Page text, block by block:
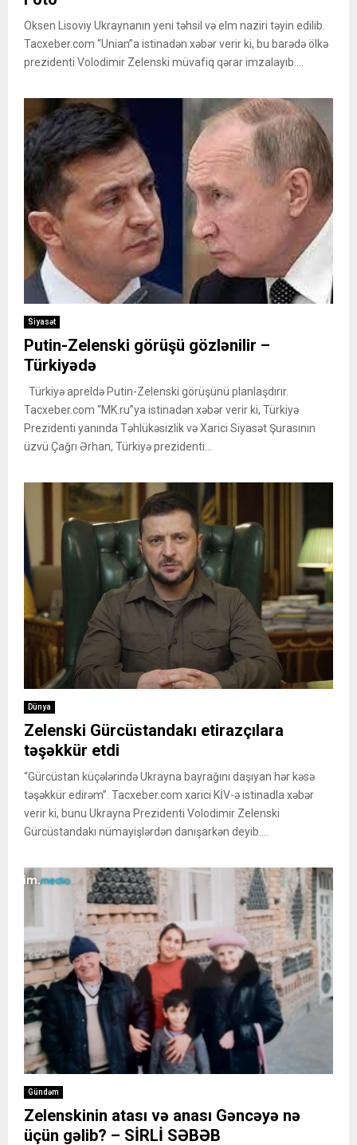
Oksen Lisoviy Ukraynanın yeni təhsil və elm naziri təyin edilib.
Tacxeber.com “Unian”a istinadən xəbər verir ki, bu barədə ölkə
prezidenti Volodimir Zelenski müvafiq qərar imzalayıb....
Siyasət
Putin-Zelenski görüşü gözlənilir –
Türkiyədə
Türkiyə apreldə Putin-Zelenski görüşünü planlaşdırır.
Tacxeber.com “MK.ru”ya istinadən xəbər verir ki, Türkiyə
Prezidenti yanında Təhlükəsizlik və Xarici Siyasət Şurasının
üzvü Çağrı Ərhan, Türkiyə prezidenti...
Dünya
Zelenski Gürcüstandakı etirazçılara
təşəkkür etdi
“Gürcüstan küçələrində Ukrayna bayrağını daşıyan hər kəsə
təşəkkür edirəm”. Tacxeber.com xarici KİV-ə istinadla xəbər
verir ki, bunu Ukrayna Prezidenti Volodimir Zelenski
Gürcüstandakı nümayişlərdən danışarkən deyib....
Gündəm
Zelenskinin atası və anası Gəncəyə nə
üçün gəlib? – SİRLİ SƏBƏB